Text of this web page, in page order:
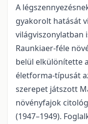
A
gyakorolt hatását
világviszonylatban
Raunkiaer-féle
belül elkülönítette
életforma-típusát
szerepet játszott
növényfajok
(1947–1949).